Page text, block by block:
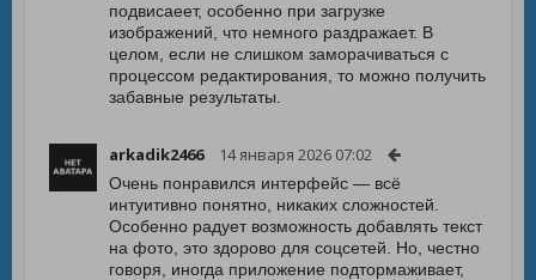
подвисаеет, особенно при загрузке
изображений, что немного раздражает. В
целом, если не слишком заморачиваться с
процессом редактирования, то можно получить
забавные результаты.
arkadik2466 14 января 2026 07:02
Очень понравился интерфейс — всё
интуитивно понятно, никаких сложностей.
Особенно радует возможность добавлять текст
на фото, это здорово для соцсетей. Но, честно
говоря, иногда приложение подтормаживает,